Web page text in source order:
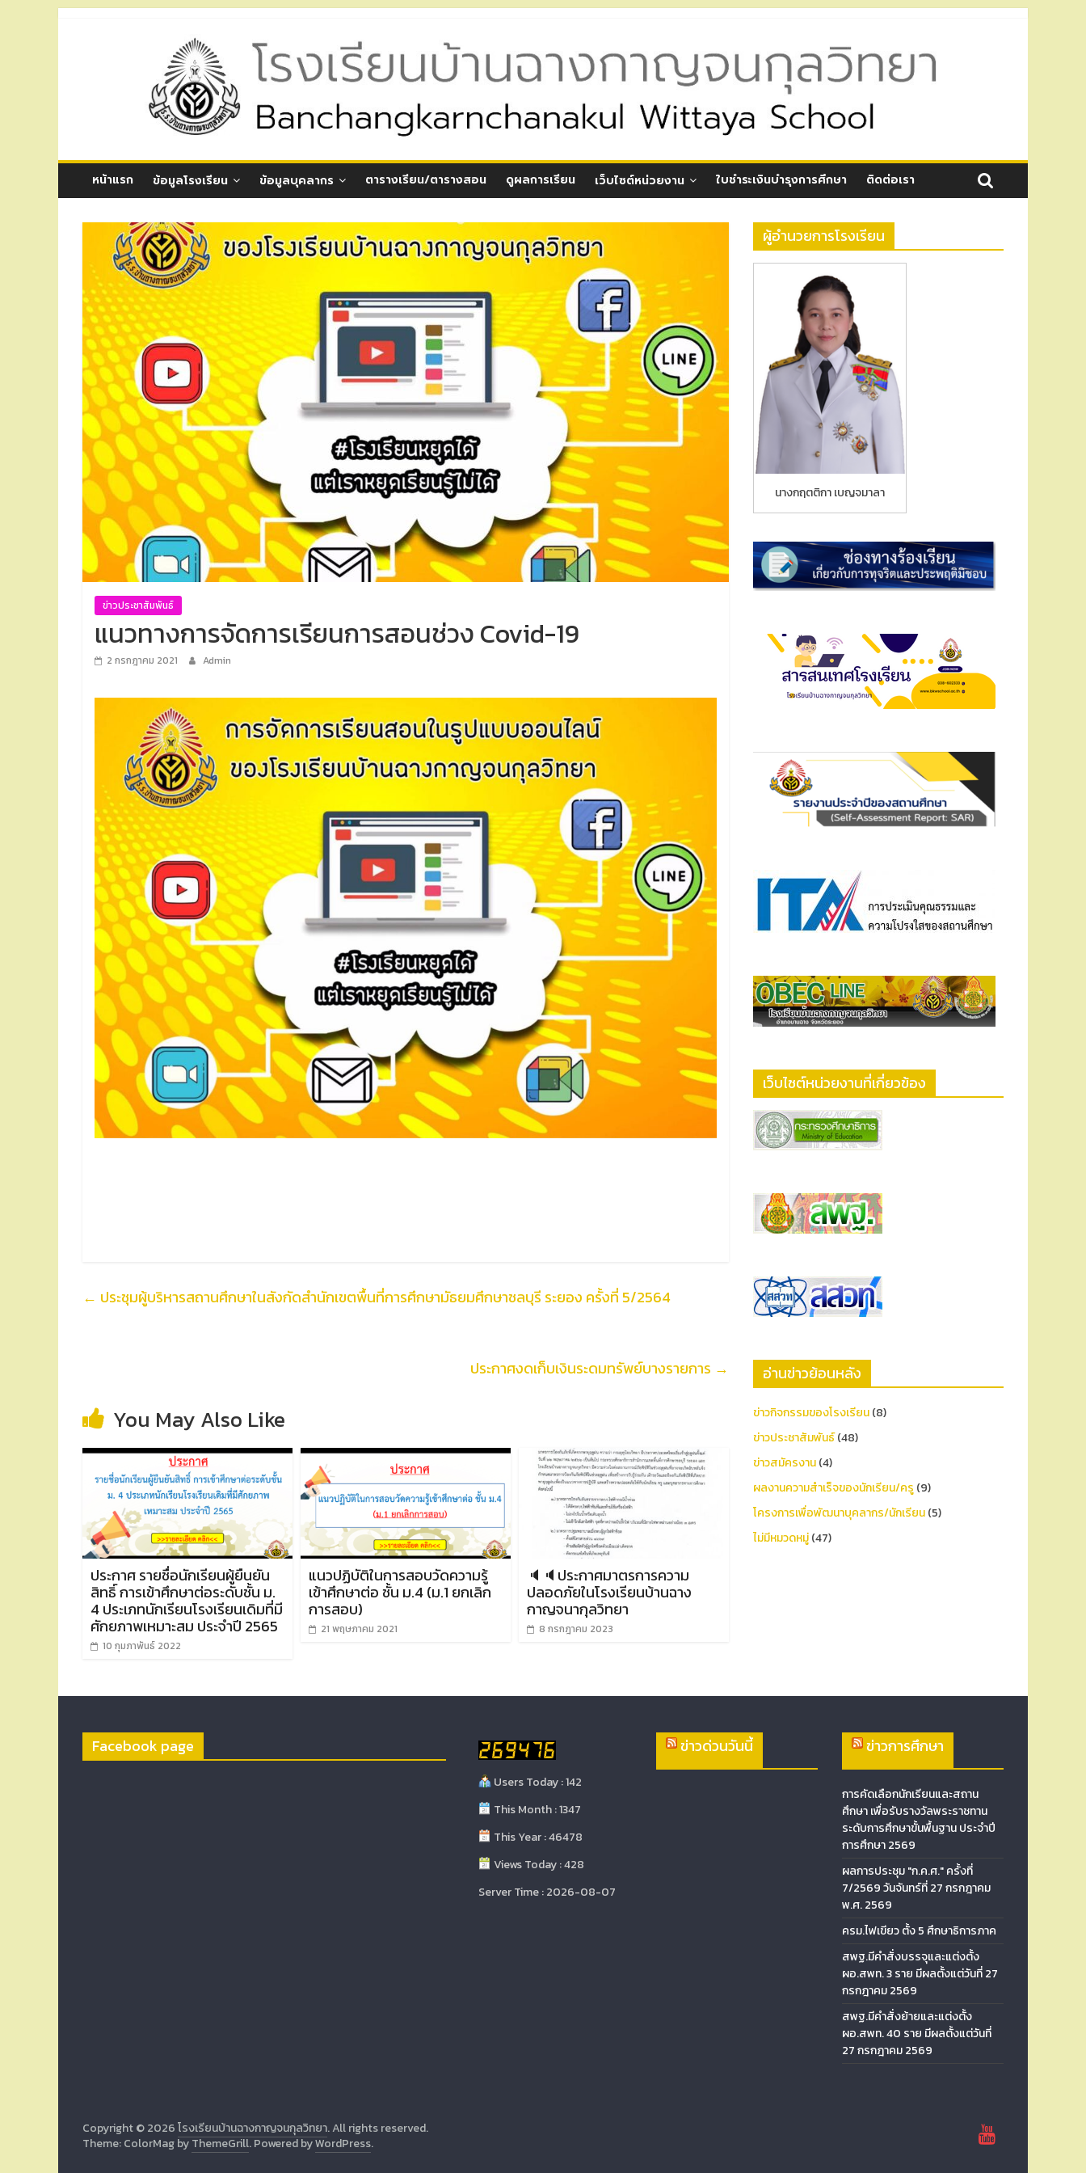
โรงเรียน
ฉาง
กาญ
จน
กุล
วิทยา
หน้าแรก ข้อมูลโรงเรียน ข้อมูลบุคลากร ตารางเรียน/ตารางสอน ดูผลการเรียน เว็บไซต์หน่วยงาน ใบชำระเงินบำรุงการศึกษา ติดต่อเรา
ข่าวประชาสัมพันธ์
แนวทางการจัดการเรียนการสอนช่วง Covid-19
2 กรกฎาคม 2021 Admin
← ประชุมผู้บริหารสถานศึกษาในสังกัดสำนักเขตพื้นที่การศึกษามัธยมศึกษาชลบุรี ระยอง ครั้งที่ 5/2564
ประกาศงดเก็บเงินระดมทรัพย์บางรายการ →
You May Also Like
ประกาศ รายชื่อนักเรียนผู้ยืนยัน
สิทธิ์ การเข้าศึกษาต่อระดับชั้น ม.
4 ประเภทนักเรียนโรงเรียนเดิมที่มี
ศักยภาพเหมาะสม ประจำปี 2565
10 กุมภาพันธ์ 2022
แนวปฏิบัติในการสอบวัดความรู้
เข้าศึกษาต่อ ชั้น ม.4 (ม.1 ยกเลิก
การสอบ)
21 พฤษภาคม 2021
🔈🔈ประกาศมาตรการความ
ปลอดภัยในโรงเรียนบ้านฉาง
กาญจนากุลวิทยา
8 กรกฎาคม 2023
ผู้อำนวยการโรงเรียน
นางกฤตติกา เบญจมาลา
เว็บไซต์หน่วยงานที่เกี่ยวข้อง
อ่านข่าวย้อนหลัง
ข่าวกิจกรรมของโรงเรียน(8)
ข่าวประชาสัมพันธ์(48)
ข่าวสมัครงาน(4)
ผลงานความสำเร็จของนักเรียน/ครู (9)
โครงการเพื่อพัฒนาบุคลากร/นักเรียน(5)
ไม่มีหมวดหมู่(47)
Facebook page
Users Today : 142
This Month : 1347
This Year : 46478
Views Today : 428
Server Time : 2026-08-07
ข่าวด่วนวันนี้ ข่าวการศึกษา
การคัดเลือกนักเรียนและสถาน
ศึกษา เพื่อรับรางวัลพระราชทาน
ระดับการศึกษาขั้นพื้นฐาน ประจำปี
การศึกษา 2569
ผลการประชุม "ก.ค.ศ." ครั้งที่
7/2569 วันจันทร์ที่ 27 กรกฎาคม
พ.ศ. 2569
ครม.ไฟเขียว ตั้ง 5 ศึกษาธิการภาค
สพฐ.มีคำสั่งบรรจุและแต่งตั้ง
ผอ.สพท. 3 ราย มีผลตั้งแต่วันที่ 27
กรกฎาคม 2569
สพฐ.มีคำสั่งย้ายและแต่งตั้ง
ผอ.สพท. 40 ราย มีผลตั้งแต่วันที่
27 กรกฎาคม 2569
Copyright © 2026โรงเรียนบ้านฉางกาญจนกุลวิทยา. All rights reserved.
Theme: ColorMag byThemeGrill. Powered byWordPress.